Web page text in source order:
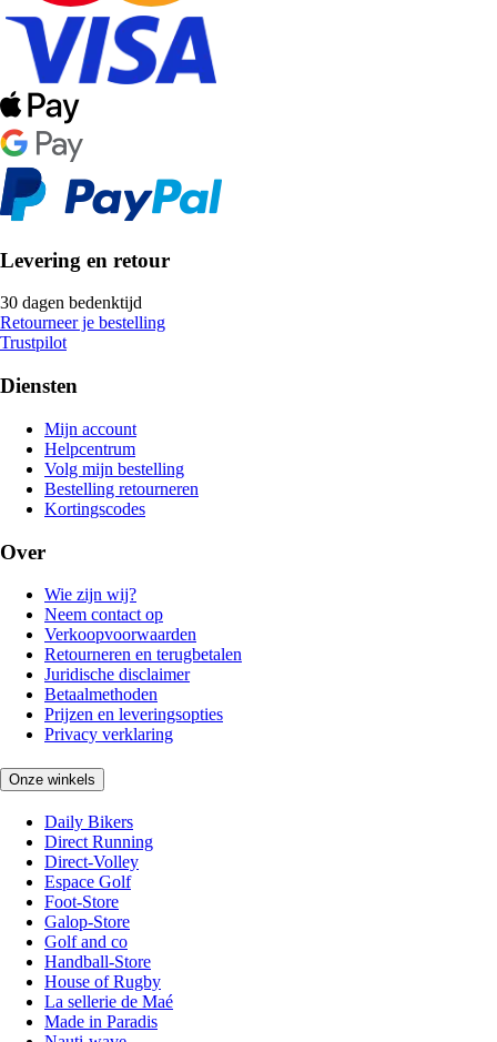
Levering en retour
30 dagen bedenktijd
Retourneer je bestelling
Trustpilot
Diensten
Mijn account
Helpcentrum
Volg mijn bestelling
Bestelling retourneren
Kortingscodes
Over
Wie zijn wij?
Neem contact op
Verkoopvoorwaarden
Retourneren en terugbetalen
Juridische disclaimer
Betaalmethoden
Prijzen en leveringsopties
Privacy verklaring
Onze winkels
Daily Bikers
Direct Running
Direct-Volley
Espace Golf
Foot-Store
Galop-Store
Golf and co
Handball-Store
House of Rugby
La sellerie de Maé
Made in Paradis